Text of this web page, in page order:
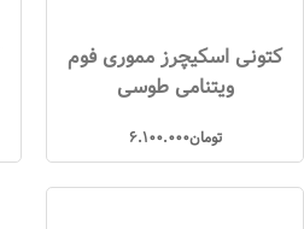
کتونی اسکیچرز مموری فوم
ویتنامی طوسی
تومان6.100.000